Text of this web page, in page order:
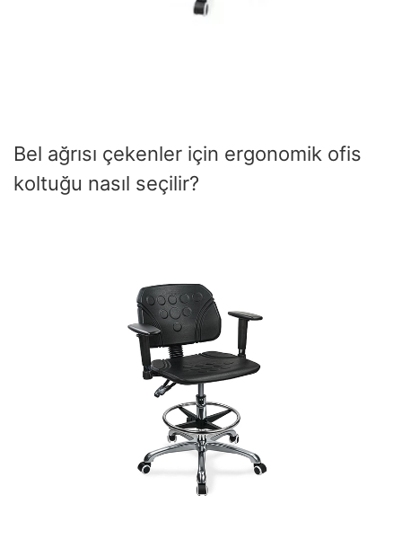
Bel ağrısı çekenler için ergonomik ofis
koltuğu nasıl seçilir?